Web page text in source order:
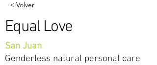
< Volver
Equal Love
San Juan
Genderless natural personal care